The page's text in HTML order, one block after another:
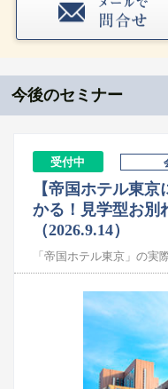
今後のセミナー
受付中
【帝国ホテル東
かる！見学型お別
（2026.9.14）
「帝国ホテル東京」の実